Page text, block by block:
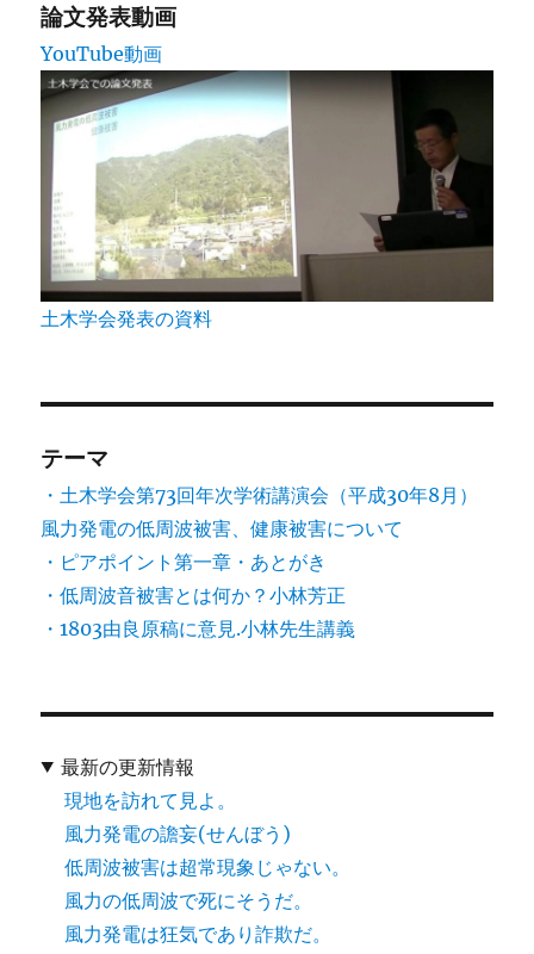
送
り
論文発表動画
YouTube動画
土木学会発表の資料
テーマ
・土木学会第73回年次学術講演会（平成30年8月）
風力発電の低周波被害、健康被害について
・ピアポイント第一章・あとがき
・低周波音被害とは何か？小林芳正
・1803由良原稿に意見.小林先生講義
最新の更新情報
現地を訪れて見よ。
風力発電の譫妄(せんぼう)
低周波被害は超常現象じゃない。
風力の低周波で死にそうだ。
風力発電は狂気であり詐欺だ。